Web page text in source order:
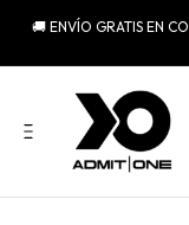
🚚 ENVÍO GRATIS EN